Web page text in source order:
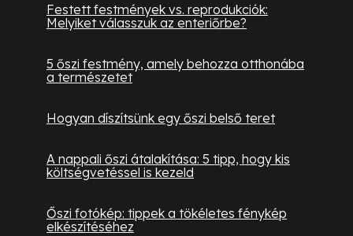
Festett festmények vs. reprodukciók:
Melyiket válasszuk az enteriőrbe?
5 őszi festmény, amely behozza otthonába
a természetet
Hogyan díszítsünk egy őszi belső teret
A nappali őszi átalakítása: 5 tipp, hogy kis
költségvetéssel is kezeld
Őszi fotókép: tippek a tökéletes fénykép
elkészítéséhez